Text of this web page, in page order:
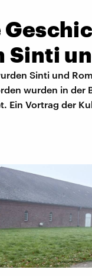
Sinti und
wurden in der
Ein Vortrag der